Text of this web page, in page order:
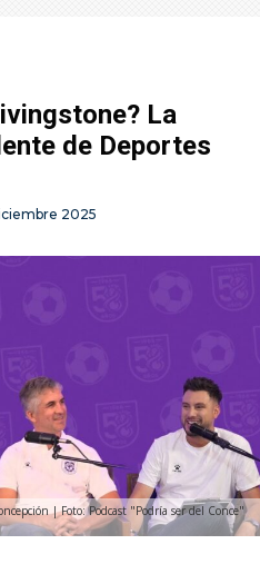
La
de Deportes
2025
| Foto: Podcast "Podría ser del Conce"